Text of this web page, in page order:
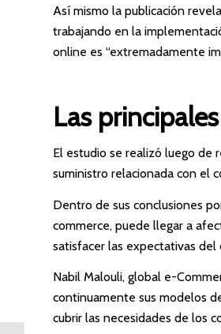
Así mismo la publicación
trabajando en la
online es “extremadamente
Las
El estudio se realizó luego de
suministro relacionada con el
Dentro de sus conclusiones
commerce, puede llegar a
satisfacer las expectativas
Nabil Malouli, global e-
continuamente sus modelos
cubrir las necesidades de los